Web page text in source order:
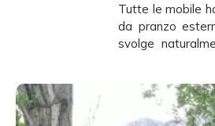
Tutte le mobile
da pranzo
svolge